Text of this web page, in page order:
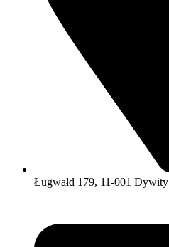
Ługwałd 179, 11-001 Dywity